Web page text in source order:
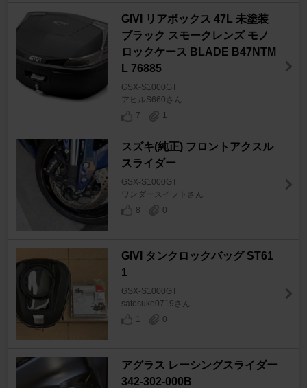
GIVI リアボックス 47L 未塗装
ブラック スモークレンズ モノ
ロックケース BLADE B47NTM
L 76885
GSX-S1000GT
アヒルS660さん
7
1
スズキ(純正) フロントアクスル
スライダー
GSX-S1000GT
ワンダースイフトさん
8
0
GIVI タンクロックバッグ ST61
1
GSX-S1000GT
satosuke0719さん
1
0
アグラス レーシングスライダー
342-302-000B